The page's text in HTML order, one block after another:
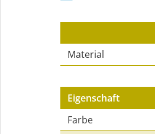
Material
Eigenschaft
Farbe